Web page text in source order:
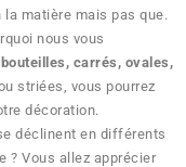
la matière mais pas que.
nous vous
carrés, ovales,
striées, vous pourrez
décoration.
déclinent en différents
? Vous allez apprécier